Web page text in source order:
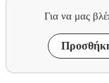
Για να μας